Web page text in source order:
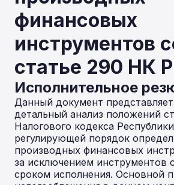
финансовых
инструментов
статье 290 НК
Исполнительное
Данный документ
детальный анализ положений
Налогового кодекса
регулирующей порядок
производных финансовых
за исключением инструментов
сроком исполнения. Основной